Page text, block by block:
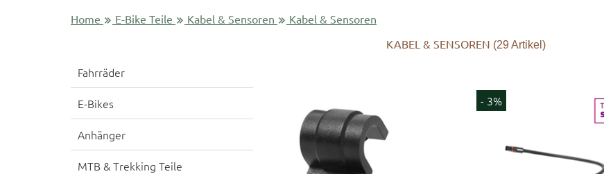
Home E-Bike Teile Kabel & Sensoren
Kabel & Sensoren
KABEL & SENSOREN (29Artikel)
Fahrräder
E-Bikes
Anhänger
MTB & Trekking Teile
- 3%